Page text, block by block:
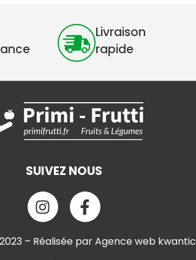
Livraison
rapide
SUIVEZ NOUS
– Réalisée par Agence web kwantic